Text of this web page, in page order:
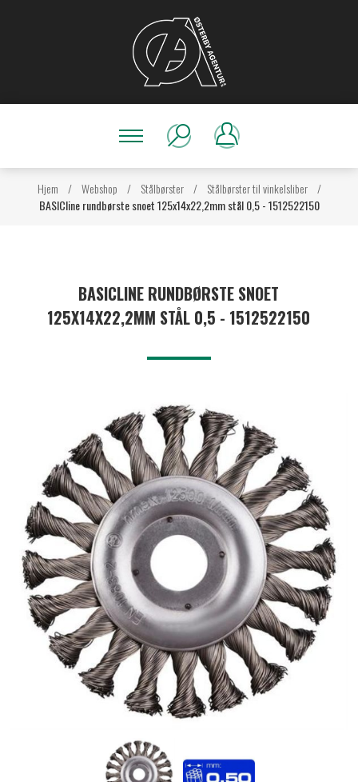
Hjem / Webshop / Stålbørster / Stålbørster til vinkelsliber /
BASICline rundbørste snoet 125x14x22,2mm stål 0,5 - 1512522150
BASICLINE RUNDBØRSTE SNOET
125X14X22,2MM STÅL 0,5 - 1512522150